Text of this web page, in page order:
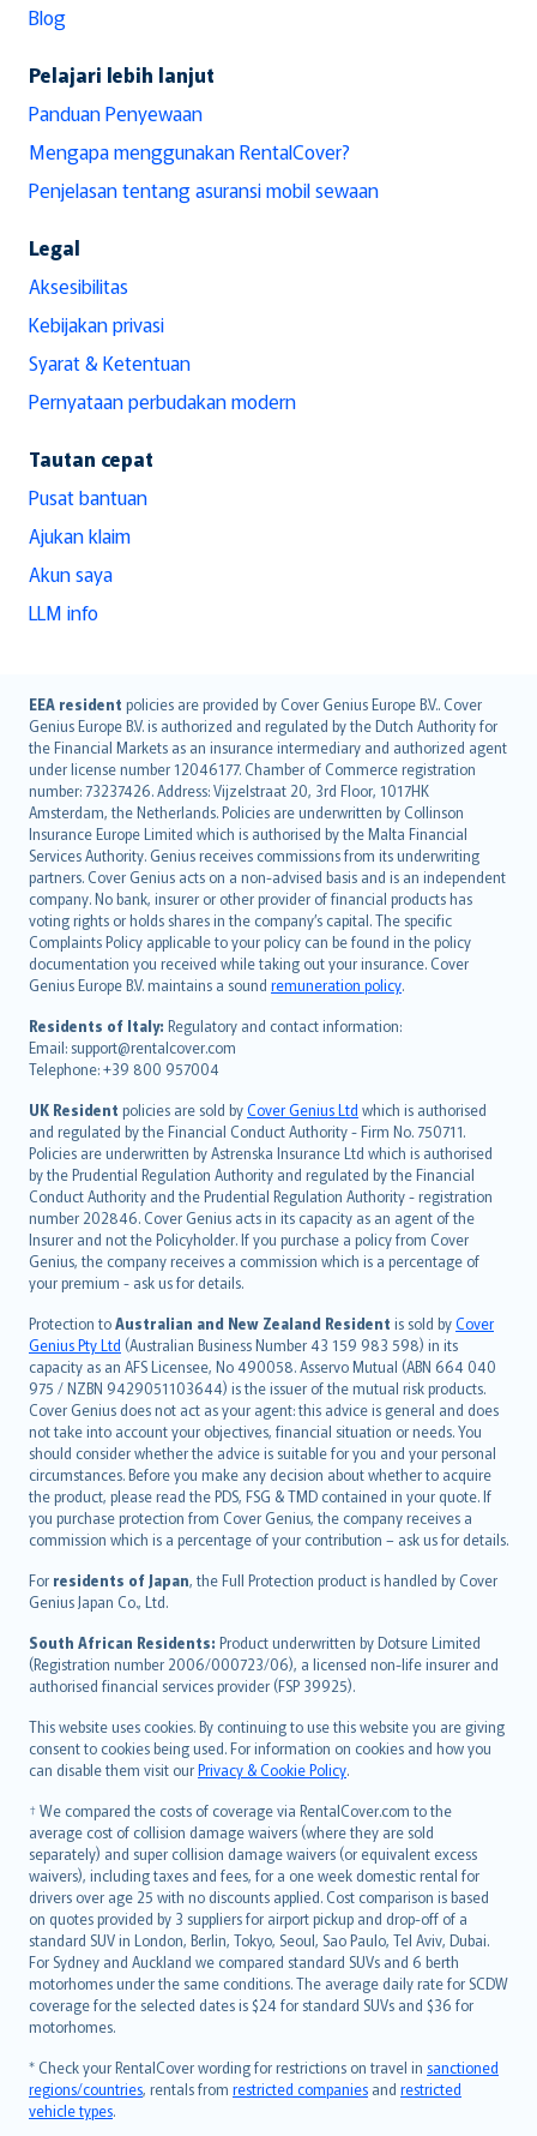
Blog
Pelajari lebih lanjut
Panduan Penyewaan
Mengapa menggunakan RentalCover?
Penjelasan tentang asuransi mobil sewaan
Legal
Aksesibilitas
Kebijakan privasi
Syarat & Ketentuan
Pernyataan perbudakan modern
Tautan cepat
Pusat bantuan
Ajukan klaim
Akun saya
LLM info
EEA resident policies are provided by Cover Genius Europe B.V.. Cover
Genius Europe B.V. is authorized and regulated by the Dutch Authority for
the Financial Markets as an insurance intermediary and authorized agent
under license number 12046177. Chamber of Commerce registration
number: 73237426. Address: Vijzelstraat 20, 3rd Floor, 1017HK
Amsterdam, the Netherlands. Policies are underwritten by Collinson
Insurance Europe Limited which is authorised by the Malta Financial
Services Authority. Genius receives commissions from its underwriting
partners. Cover Genius acts on a non-advised basis and is an independent
company. No bank, insurer or other provider of financial products has
voting rights or holds shares in the company’s capital. The specific
Complaints Policy applicable to your policy can be found in the policy
documentation you received while taking out your insurance. Cover
Genius Europe B.V. maintains a sound remuneration policy.
Residents of Italy: Regulatory and contact information:
Email: support@rentalcover.com
Telephone: +39 800 957004
UK Resident policies are sold byCover Genius Ltd which is authorised
and regulated by the Financial Conduct Authority - Firm No. 750711.
Policies are underwritten by Astrenska Insurance Ltd which is authorised
by the Prudential Regulation Authority and regulated by the Financial
Conduct Authority and the Prudential Regulation Authority - registration
number 202846. Cover Genius acts in its capacity as an agent of the
Insurer and not the Policyholder. If you purchase a policy from Cover
Genius, the company receives a commission which is a percentage of
your premium - ask us for details.
Protection toAustralian and New Zealand Resident is sold byCover
Genius Pty Ltd (Australian Business Number 43 159 983 598) in its
capacity as an AFS Licensee, No 490058. Asservo Mutual (ABN 664 040
975 / NZBN 9429051103644) is the issuer of the mutual risk products.
Cover Genius does not act as your agent: this advice is general and does
not take into account your objectives, financial situation or needs. You
should consider whether the advice is suitable for you and your personal
circumstances. Before you make any decision about whether to acquire
the product, please read the PDS, FSG & TMD contained in your quote. If
you purchase protection from Cover Genius, the company receives a
commission which is a percentage of your contribution – ask us for details.
For residents of Japan, the Full Protection product is handled by Cover
Genius Japan Co., Ltd.
South African Residents: Product underwritten by Dotsure Limited
(Registration number 2006/000723/06), a licensed non-life insurer and
authorised financial services provider (FSP 39925).
This website uses cookies. By continuing to use this website you are giving
consent to cookies being used. For information on cookies and how you
can disable them visit ourPrivacy & Cookie Policy.
† We compared the costs of coverage via RentalCover.com to the
average cost of collision damage waivers (where they are sold
separately) and super collision damage waivers (or equivalent excess
waivers), including taxes and fees, for a one week domestic rental for
drivers over age 25 with no discounts applied. Cost comparison is based
on quotes provided by 3 suppliers for airport pickup and drop-off of a
standard SUV in London, Berlin, Tokyo, Seoul, Sao Paulo, Tel Aviv, Dubai.
For Sydney and Auckland we compared standard SUVs and 6 berth
motorhomes under the same conditions. The average daily rate for SCDW
coverage for the selected dates is $24 for standard SUVs and $36 for
motorhomes.
* Check your RentalCover wording for restrictions on travel in sanctioned
regions/countries, rentals from restricted companies and restricted
vehicle types.
English (UK)
English (US)
Deutsch
français
Nederlands
español
italiano
简体中文
繁體中文
Português
polski
עברית
Português
svenska
日本語
한국어
dansk
norsk
suomi
العربيّة
Türkçe
česky
Русский
ภาษาไทย
български
català
Hrvatski
eesti
Ελληνικά
Magyar
Íslenska
Bahasa Indonesia
latviešu
Lietuviškai
Bahasa Melayu
Română
српски
Slovensky
Slovenščina
Українська
Tiếng Việt